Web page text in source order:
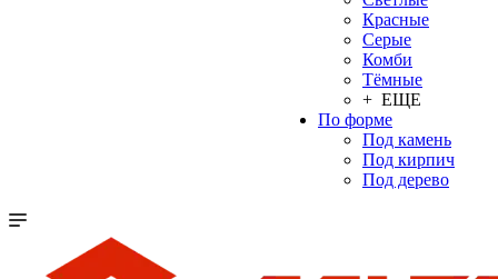
Красные
Серые
Комби
Тёмные
+ ЕЩЕ
По форме
Под камень
Под кирпич
Под дерево